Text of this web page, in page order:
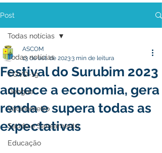
Post
Todas notícias
COVD-19
Dengue
Vacinômetro
Saúde e Saneamento
Educação
Todas notícias
Festival do Surubim 2023
aquece a economia, gera
renda e supera todas as
expectativas
ASCOM
13 de set. de 20233 min de leitura